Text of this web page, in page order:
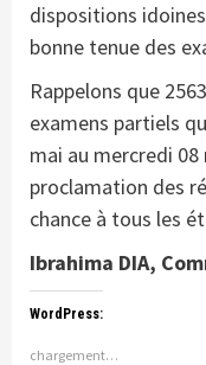
dispositions
bonne tenue des
Rappelons que
examens partiels
mai au mercredi
proclamation des
chance à tous les
Ibrahima DIA,
WordPress:
chargement…